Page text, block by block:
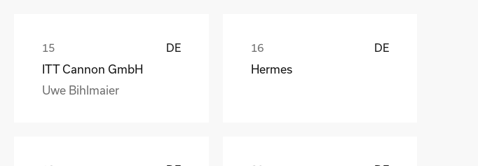
DE
ITT Cannon GmbH
Uwe Bihlmaier
DE
Hermes